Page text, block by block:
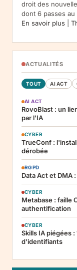
droit des
dont 6 passes
En savoir plus
ACTUALITÉS
TOUT AI ACT
AI ACT
RovoBlast : un
par l'IA
CYBER
TrueConf :
dérobée
RGPD
Data Act et DMA
CYBER
Metabase : faille
authentification
CYBER
Skills IA piégées
d'identifiants